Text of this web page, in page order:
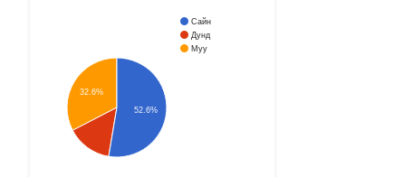
Сайн
Дунд
Муу
32.6%
52.6%